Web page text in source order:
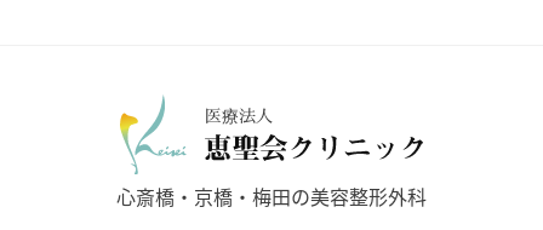
医療法人
心斎橋・京橋・梅田の美容整形外科